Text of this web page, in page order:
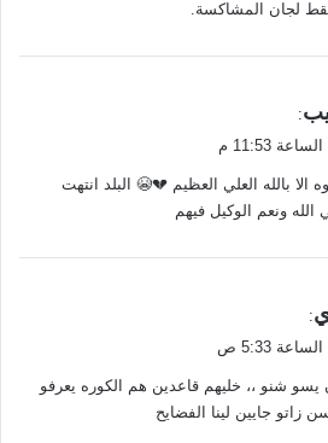
لجان المشاكسة.
:
الا بالله العلي العظيم 💔😭 البلد انتهت
ونعم الوكيل فيهم
:
يسو شنو ،، خليهم قاعدين هم الكوره يعرفو
زاتو جايين لينا الفضايح